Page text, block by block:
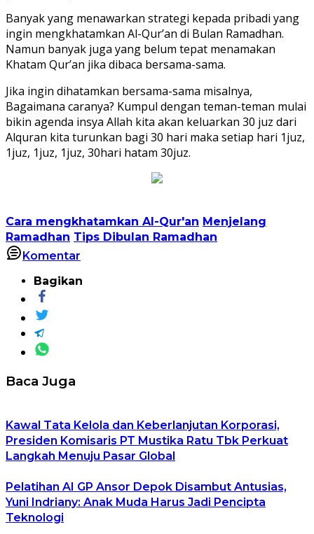
Banyak yang menawarkan strategi kepada pribadi yang
ingin mengkhatamkan Al-Qur’an di Bulan Ramadhan.
Namun banyak juga yang belum tepat menamakan
Khatam Qur’an jika dibaca bersama-sama.
Jika ingin dihatamkan bersama-sama misalnya,
Bagaimana caranya? Kumpul dengan teman-teman mulai
bikin agenda insya Allah kita akan keluarkan 30 juz dari
Alquran kita turunkan bagi 30 hari maka setiap hari 1juz,
1juz, 1juz, 1juz, 30hari hatam 30juz.
Cara mengkhatamkan Al-Qur'an Menjelang
Ramadhan Tips Dibulan Ramadhan
Komentar
Bagikan
Baca Juga
Kawal Tata Kelola dan Keberlanjutan Korporasi,
Presiden Komisaris PT Mustika Ratu Tbk Perkuat
Langkah Menuju Pasar Global
Pelatihan AI GP Ansor Depok Disambut Antusias,
Yuni Indriany: Anak Muda Harus Jadi Pencipta
Teknologi